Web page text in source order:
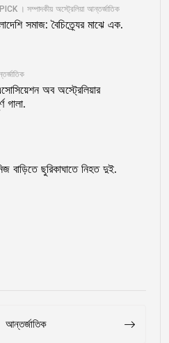
। সম্পাদকীয় অস্ট্রেলিয়া আন্তর্জাতিক
সমাজ: বৈচিত্র্যের মাঝে এক.
অব অস্ট্রেলিয়ার
গালা.
বাড়িতে ছুরিকাঘাতে নিহত দুই.
আন্তর্জাতিক